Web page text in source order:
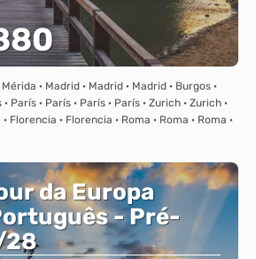
Ver
· Madrid · Madrid · Madrid · Burgos ·
París · París · París · París · Zurich · Zurich ·
Florencia · Florencia · Roma · Roma · Roma ·
da Europa
- Pré-
28